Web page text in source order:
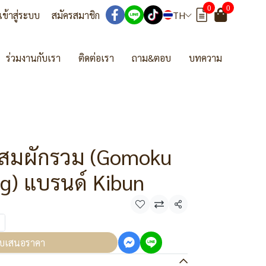
เข้าสู่ระบบ สมัครสมาชิก TH
0 0
ร่วมงานกับเรา ติดต่อเรา ถาม&ตอบ บทความ
ผักรวม (Gomoku
แบรนด์ Kibun
แชร์
เสนอราคา